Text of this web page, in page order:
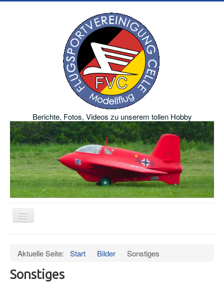
Berichte, Fotos, Videos zu unserem tollen Hobby
Navigation
an/aus
Datenschutz
Impressum
Aktuelle Seite: Start - Bilder - Sonstiges
Sonstiges